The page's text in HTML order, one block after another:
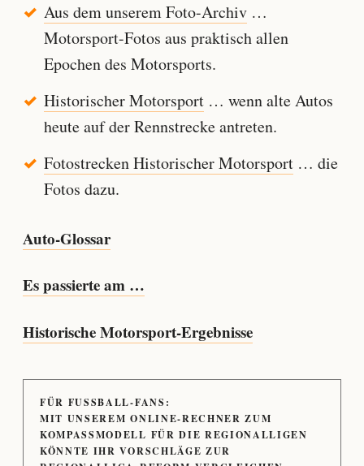
Aus dem unserem Foto-Archiv…
Motorsport-Fotos aus praktisch allen
Epochen des Motorsports.
Historischer Motorsport… wenn alte Autos
heute auf der Rennstrecke antreten.
Fotostrecken Historischer Motorsport… die
Fotos dazu.
Auto-Glossar
Es passierte am …
Historische Motorsport-Ergebnisse
FÜR FUSSBALL-FANS:
MIT UNSEREM ONLINE-RECHNER ZUM
KOMPASSMODELL FÜR DIE REGIONALLIGEN
KÖNNTE IHR VORSCHLÄGE ZUR